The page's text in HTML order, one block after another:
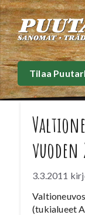
Siirry
sisältöön
Tilaa
vuoden
3.3.2011
(tukialueet